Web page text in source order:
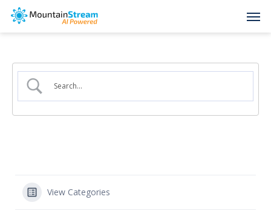
Skip
content
View Categories